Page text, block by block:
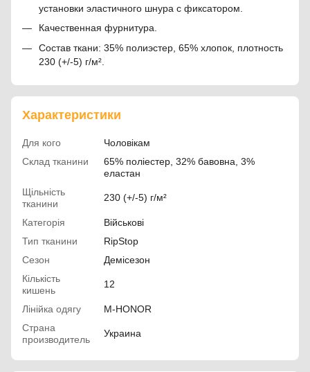
установки эластичного шнура с фиксатором.
Качественная фурнитура.
Состав ткани: 35% полиэстер, 65% хлопок, плотность
230 (+/-5) г/м².
Характеристики
Для кого
Чоловікам
Склад тканини
65% поліестер, 32% бавовна, 3%
еластан
Щільність
тканини
230 (+/-5) г/м²
Категорія
Військові
Тип тканини
RipStop
Сезон
Демісезон
Кількість
кишень
12
Лінійка одягу
M-HONOR
Страна
производитель
Украина